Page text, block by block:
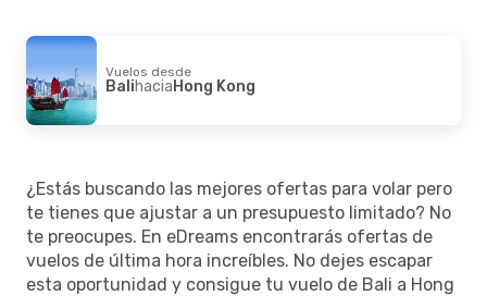
Vuelos desde
BalihaciaHong Kong
¿Estás buscando las mejores ofertas para volar pero
te tienes que ajustar a un presupuesto limitado? No
te preocupes. En eDreams encontrarás ofertas de
vuelos de última hora increíbles. No dejes escapar
esta oportunidad y consigue tu vuelo de Bali a Hong